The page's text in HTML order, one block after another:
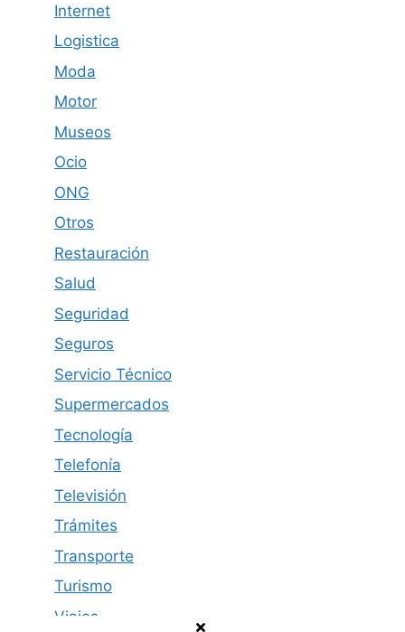
Internet
Logistica
Moda
Motor
Museos
Ocio
ONG
Otros
Restauración
Salud
Seguridad
Seguros
Servicio Técnico
Supermercados
Tecnología
Telefonía
Televisión
Trámites
Transporte
Turismo
Viajes